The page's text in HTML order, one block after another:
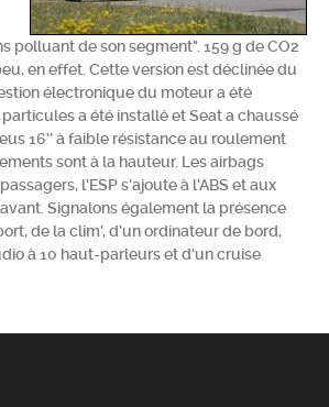
Chercher
polluant de son segment". 159 g de CO2
en effet. Cette version est déclinée du
électronique du moteur a été
a été installé et Seat a chaussé
16'' à faible résistance au roulement
sont à la hauteur. Les airbags
l'ESP s'ajoute à l'ABS et aux
Signalons également la présence
de la clim', d'un ordinateur de bord,
à 10 haut-parleurs et d'un cruise